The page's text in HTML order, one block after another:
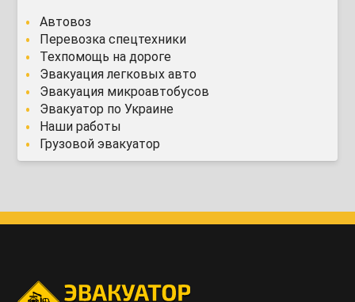
Автовоз
Перевозка спецтехники
Техпомощь на дороге
Эвакуация легковых авто
Эвакуация микроавтобусов
Эвакуатор по Украине
Наши работы
Грузовой эвакуатор